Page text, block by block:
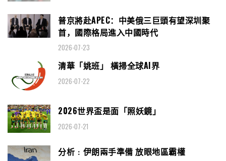
普京將赴APEC：中美俄三巨頭有望深圳聚
首，國際格局進入中國時代
2026-07-23
清華「姚班」 橫掃全球AI界
2026-07-22
2026世界盃是面「照妖鏡」
2026-07-21
分析﹕伊朗兩手準備 放眼地區霸權